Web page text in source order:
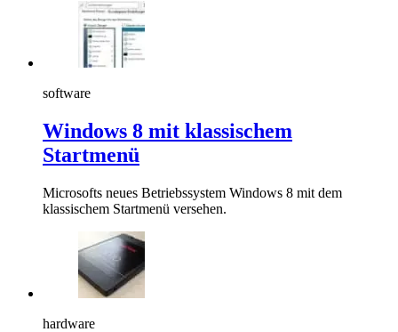
software
Windows 8 mit klassischem
Startmenü
Microsofts neues Betriebssystem Windows 8 mit dem
klassischem Startmenü versehen.
hardware